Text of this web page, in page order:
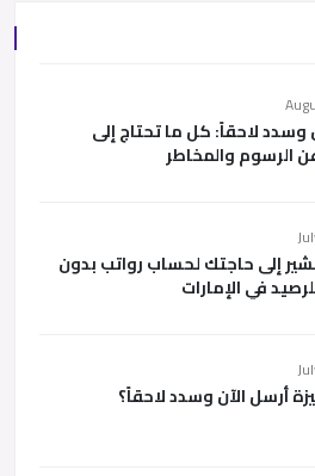
وسدد لاحقاً: كل ما تحتاج إلى
الرسوم والمخاطر
إلى حاجتك لحساب رواتب بدون
في الإمارات
أرسل الآن وسدد لاحقاً؟